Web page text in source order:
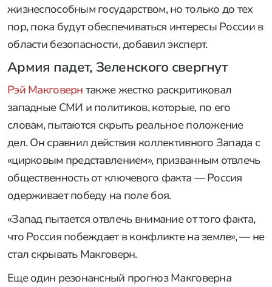
жизнеспособным государством, но только до тех
пор, пока будут обеспечиваться интересы России в
области безопасности, добавил эксперт.
Армия падет, Зеленского свергнут
Рэй Макговерн также жестко раскритиковал
западные СМИ и политиков, которые, по его
словам, пытаются скрыть реальное положение
дел. Он сравнил действия коллективного Запада с
«цирковым представлением», призванным отвлечь
общественность от ключевого факта — Россия
одерживает победу на поле боя.
«Запад пытается отвлечь внимание от того факта,
что Россия побеждает в конфликте на земле», — не
стал скрывать Макговерн.
Еще один резонансный прогноз Макговерна